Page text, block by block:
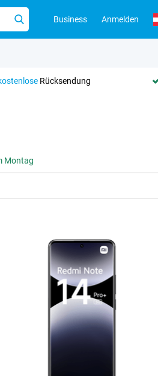
Business Anmelden
Rücksendung
Montag